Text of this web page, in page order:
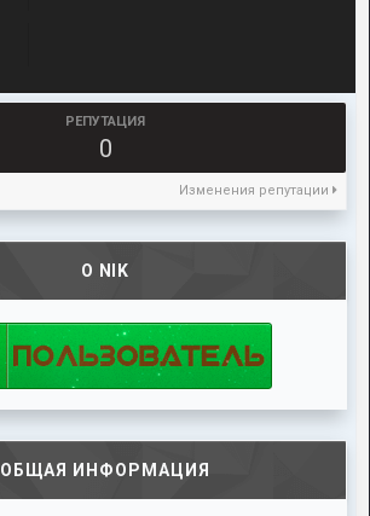
РЕПУТАЦИЯ
0
Изменения репутации
О NIK
ОБЩАЯ ИНФОРМАЦИЯ